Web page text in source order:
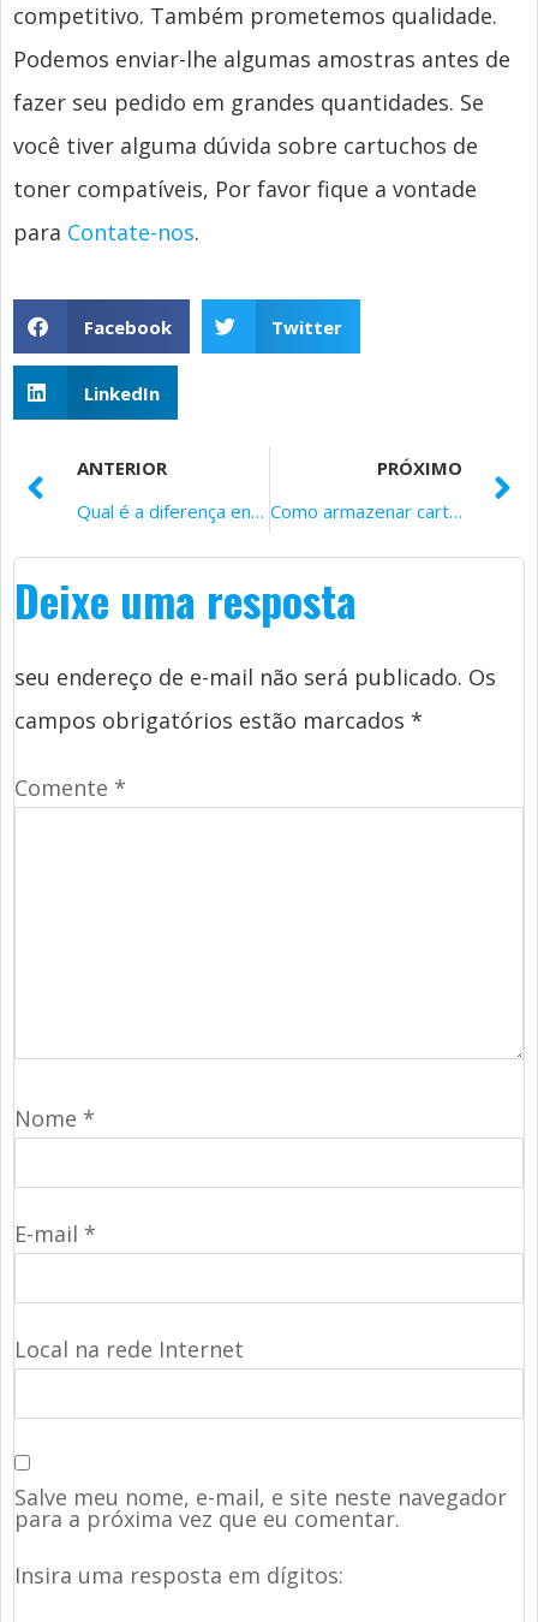
competitivo. Também prometemos qualidade.
Podemos enviar-lhe algumas amostras antes de
fazer seu pedido em grandes quantidades. Se
você tiver alguma dúvida sobre cartuchos de
toner compatíveis, Por favor fique a vontade
para Contate-nos.
Facebook Twitter
LinkedIn
ANTERIOR
Qual é a diferença entre toner e cartucho de tinta?
PRÓXIMO
Como armazenar cartuchos de toner compatíveis
Deixe uma resposta
seu endereço de e-mail não será publicado. Os
campos obrigatórios estão marcados *
Comente *
Nome *
E-mail *
Local na rede Internet
Salve meu nome, e-mail, e site neste navegador
para a próxima vez que eu comentar.
Insira uma resposta em dígitos: